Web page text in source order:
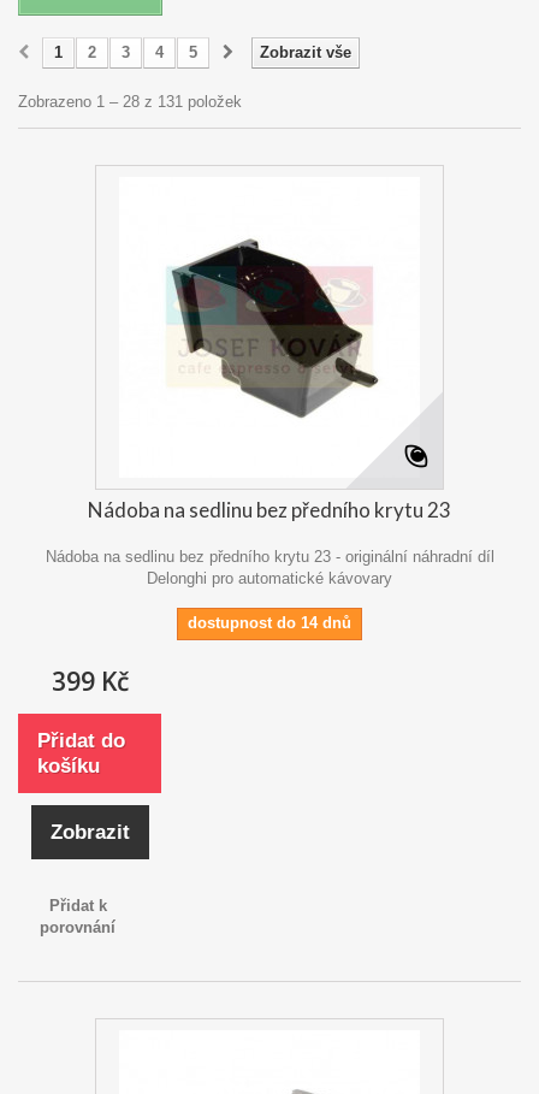
Zobrazit vše
1 2 3 4 5
Zobrazeno 1 – 28 z 131 položek
Nádoba na sedlinu bez předního krytu 23
Nádoba na sedlinu bez předního krytu 23 - originální náhradní díl
Delonghi pro automatické kávovary
dostupnost do 14 dnů
399 Kč
Přidat do
košíku
Zobrazit
Přidat k
porovnání